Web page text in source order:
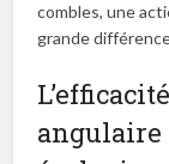
combles, une
grande
angulaire